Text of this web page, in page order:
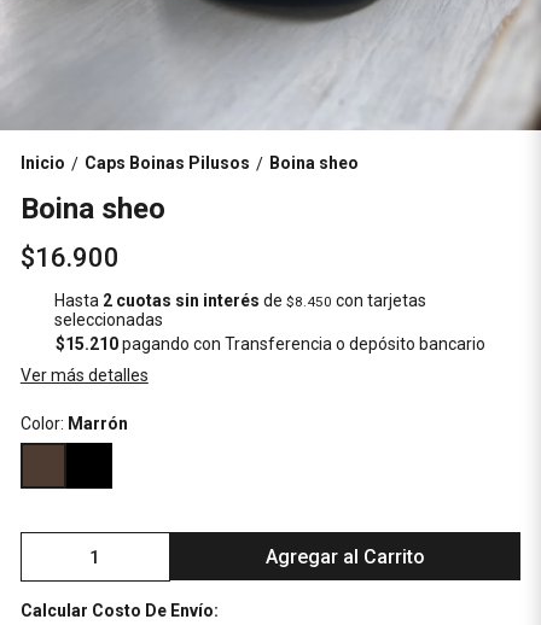
Inicio / Caps Boinas Pilusos / Boina sheo
Boina sheo
$16.900
Hasta 2 cuotas sin interés de $8.450 con tarjetas
seleccionadas
$15.210pagando con Transferencia o depósito bancario
Ver más detalles
Color: Marrón
Agregar al Carrito
Calcular Costo De Envío: